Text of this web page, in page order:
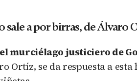
sale a por birras, de Álvaro
el murciélago justiciero de
Ortíz, se da respuesta a